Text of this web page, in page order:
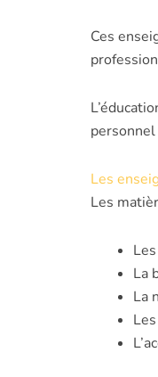
Ces
Les
Les
La
La